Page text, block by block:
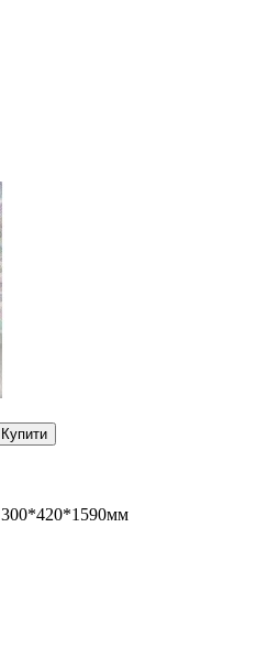
Купити
300*420*1590мм